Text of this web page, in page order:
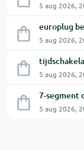
5 aug 2026,
europlug
5 aug 2026,
5 aug 2026,
7-segment
5 aug 2026,